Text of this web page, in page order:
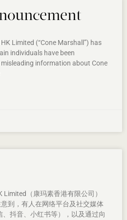
Limited (“Cone Marshall”) has
individuals have been
information about Cone
Limited（康玛素香港有限公司）
意到，有人在网络平台及社交媒体
抖音、小红书等），以及通过向